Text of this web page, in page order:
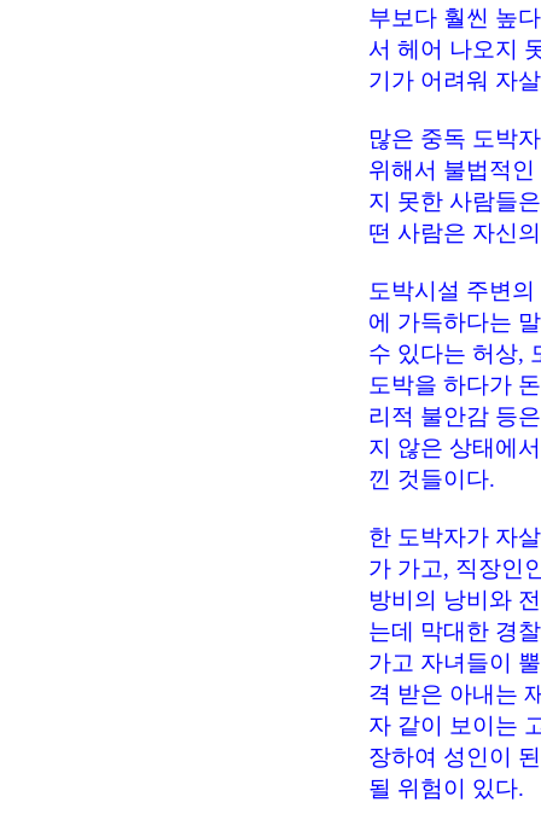
부보다 훨씬 높
서 헤어 나오지
기가 어려워 자
많은 중독 도박
위해서 불법적
지 못한 사람들
떤 사람은 자신
도박시설 주변
에 가득하다는
수 있다는 허상,
도박을 하다가
리적 불안감 등
지 않은 상태에
낀 것들이다.
한 도박자가 자
가 가고, 직장인
방비의 낭비와
는데 막대한 경
가고 자녀들이
격 받은 아내는
자 같이 보이는
장하여 성인이
될 위험이 있다.